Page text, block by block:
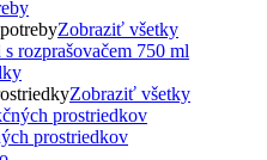
Zobraziť všetky
Zobraziť všetky
prostriedkov